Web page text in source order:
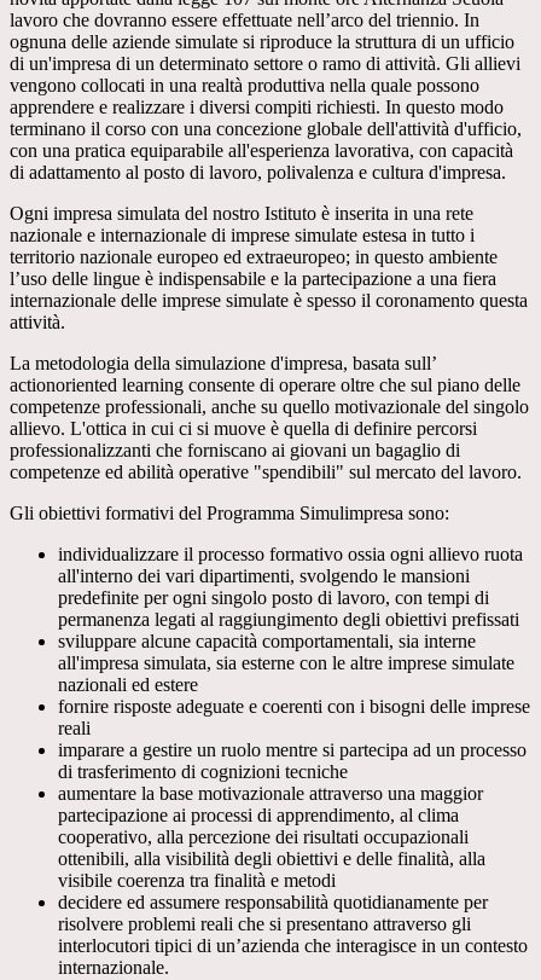
lavoro che dovranno essere effettuate nell’arco del triennio. In
ognuna delle aziende simulate si riproduce la struttura di un ufficio
di un'impresa di un determinato settore o ramo di attività. Gli allievi
vengono collocati in una realtà produttiva nella quale possono
apprendere e realizzare i diversi compiti richiesti. In questo modo
terminano il corso con una concezione globale dell'attività d'ufficio,
con una pratica equiparabile all'esperienza lavorativa, con capacità
di adattamento al posto di lavoro, polivalenza e cultura d'impresa.
Ogni impresa simulata del nostro Istituto è inserita in una rete
nazionale e internazionale di imprese simulate estesa in tutto i
territorio nazionale europeo ed extraeuropeo; in questo ambiente
l’uso delle lingue è indispensabile e la partecipazione a una fiera
internazionale delle imprese simulate è spesso il coronamento questa
attività.
La metodologia della simulazione d'impresa, basata sull’
actionoriented learning consente di operare oltre che sul piano delle
competenze professionali, anche su quello motivazionale del singolo
allievo. L'ottica in cui ci si muove è quella di definire percorsi
professionalizzanti che forniscano ai giovani un bagaglio di
competenze ed abilità operative "spendibili" sul mercato del lavoro.
Gli obiettivi formativi del Programma Simulimpresa sono:
individualizzare il processo formativo ossia ogni allievo ruota
all'interno dei vari dipartimenti, svolgendo le mansioni
predefinite per ogni singolo posto di lavoro, con tempi di
permanenza legati al raggiungimento degli obiettivi prefissati
sviluppare alcune capacità comportamentali, sia interne
all'impresa simulata, sia esterne con le altre imprese simulate
nazionali ed estere
fornire risposte adeguate e coerenti con i bisogni delle imprese
reali
imparare a gestire un ruolo mentre si partecipa ad un processo
di trasferimento di cognizioni tecniche
aumentare la base motivazionale attraverso una maggior
partecipazione ai processi di apprendimento, al clima
cooperativo, alla percezione dei risultati occupazionali
ottenibili, alla visibilità degli obiettivi e delle finalità, alla
visibile coerenza tra finalità e metodi
decidere ed assumere responsabilità quotidianamente per
risolvere problemi reali che si presentano attraverso gli
interlocutori tipici di un’azienda che interagisce in un contesto
internazionale.